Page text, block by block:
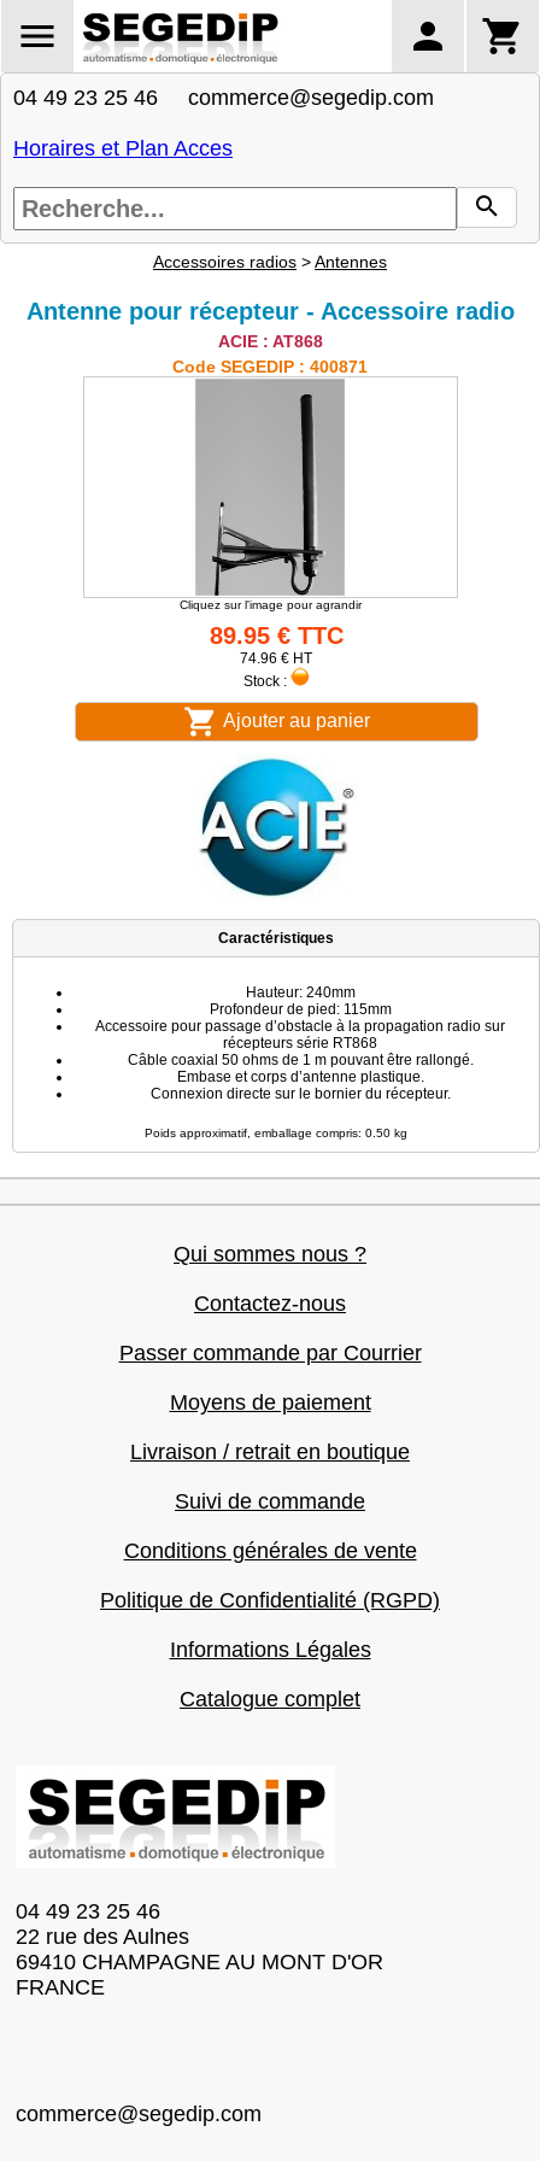
04 49 23 25 46 commerce@segedip.com
Horaires et Plan Acces
Accessoires radios >Antennes
Antenne pour récepteur - Accessoire radio
ACIE : AT868
Code SEGEDIP : 400871
Cliquez sur l'image pour agrandir
89.95 € TTC
74.96 € HT
Stock :
Ajouter au panier
Caractéristiques
Hauteur: 240mm
Profondeur de pied: 115mm
Accessoire pour passage d’obstacle à la propagation radio sur
récepteurs série RT868
Câble coaxial 50 ohms de 1 m pouvant être rallongé.
Embase et corps d’antenne plastique.
Connexion directe sur le bornier du récepteur.
Poids approximatif, emballage compris: 0.50 kg
Qui sommes nous ?
Contactez-nous
Passer commande par Courrier
Moyens de paiement
Livraison / retrait en boutique
Suivi de commande
Conditions générales de vente
Politique de Confidentialité (RGPD)
Informations Légales
Catalogue complet
04 49 23 25 46
22 rue des Aulnes
69410 CHAMPAGNE AU MONT D'OR
FRANCE
commerce@segedip.com